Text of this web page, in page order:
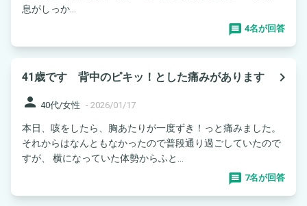
息がしっか...
4名が回答
41歳です 背中のピキッ！とした痛みがあります
navigate_next
person 40代/女性 - 2026/01/17
本日、咳をしたら、胸あたりが一度ずき！っと痛みました。
それからはなんともなかったので普段通り過ごしていたので
すが、 横になっていた体勢からふと...
7名が回答